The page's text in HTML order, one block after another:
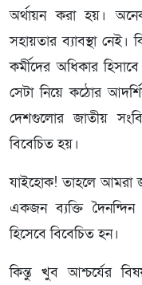
অর্থায়ন করা হয়।
সহায়তার ব্যাবস্থা
কর্মীদের অধিকার
সেটা নিয়ে কঠোর
দেশগুলোর জাতীয়
বিবেচিত হয়।
যাইহোক! তাহলে আমরা
একজন ব্যক্তি
হিসেবে বিবেচিত হন।
কিন্তু খুব আশ্চর্যের